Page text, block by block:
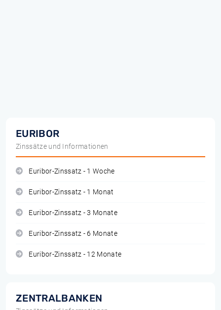
EURIBOR
Zinssätze und Informationen
Euribor-Zinssatz - 1 Woche
Euribor-Zinssatz - 1 Monat
Euribor-Zinssatz - 3 Monate
Euribor-Zinssatz - 6 Monate
Euribor-Zinssatz - 12 Monate
ZENTRALBANKEN